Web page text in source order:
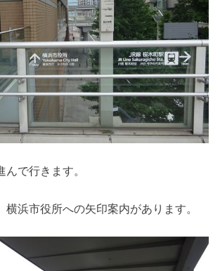
んで行きます。
横浜市役所への矢印案内があります。